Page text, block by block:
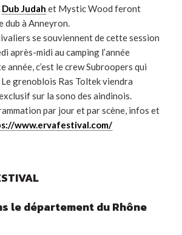
Dub Judah et Mystic Wood feront
dub à Anneyron.
se souviennent de cette session
après-midi au camping l’année
année, c’est le crew Subroopers qui
grenoblois Ras Toltek viendra
sur la sono des aindinois.
par jour et par scène, infos et
www.ervafestival.com/
le département du Rhône